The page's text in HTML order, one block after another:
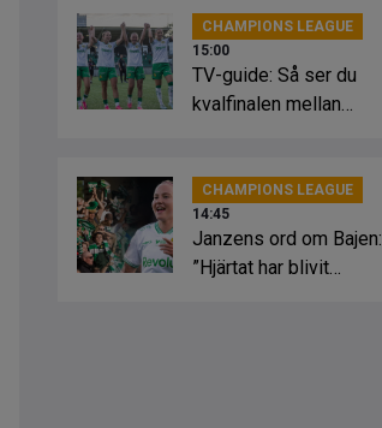
CHAMPIONS LEAGUE
15:00
TV-guide: Så ser du
kvalfinalen mellan
CHAMPIONS LEAGUE
14:45
Janzens ord om Bajen:
”Hjärtat har blivit